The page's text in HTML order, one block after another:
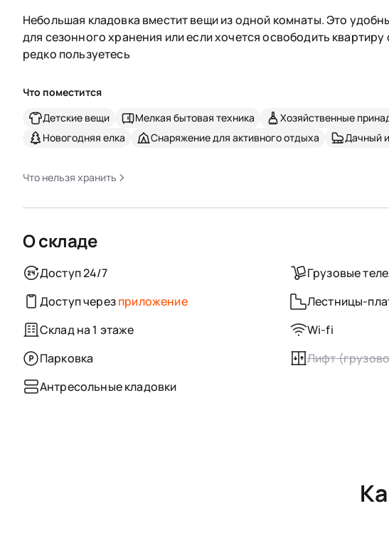
Небольшая кладовка вместит вещи из одной комнаты. Это
для сезонного хранения или если хочется освободить
редко пользуетесь
Что поместится
Детские вещи
Мелкая бытовая техника Хозяйственные
Новогодняя елка
Снаряжение для активного отдыха Дачный
Что нельзя хранить
О складе
Доступ 24/7
Грузовые
Доступ черезприложение
Лестницы-
Склад на 1 этаже
Wi-fi
Парковка
Лифт
Антресольные кладовки